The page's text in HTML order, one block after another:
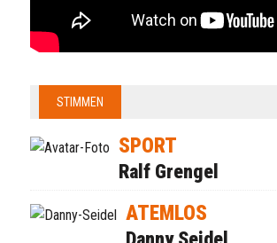
STIMMEN
SPORT
Ralf Grengel
ATEMLOS